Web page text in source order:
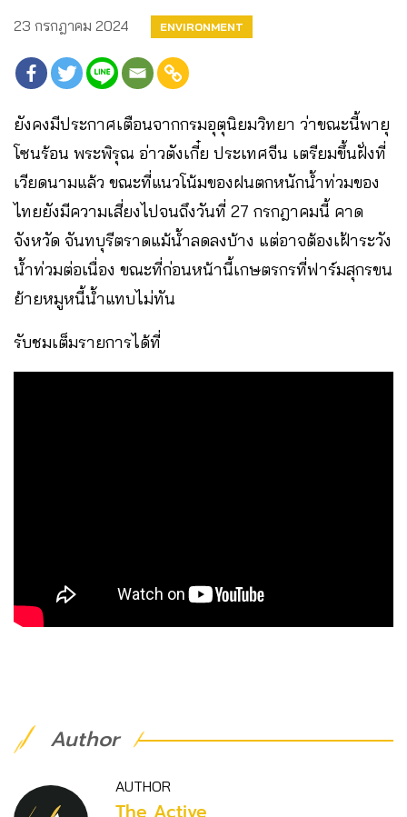
23 กรกฎาคม 2024 ENVIRONMENT
ยังคงมีประกาศเตือนจากกรมอุตุนิยมวิทยา ว่าขณะนี้พายุ
โซนร้อน พระพิรุณ อ่าวตังเกี๋ย ประเทศจีน เตรียมขึ้นฝั่งที่
เวียดนามแล้ว ขณะที่แนวโน้มของฝนตกหนักน้ำท่วมของ
ไทยยังมีความเสี่ยงไปจนถึงวันที่ 27 กรกฎาคมนี้ คาด
จังหวัด จันทบุรีตราดแม้น้ำลดลงบ้าง แต่อาจต้องเฝ้าระวัง
น้ำท่วมต่อเนื่อง ขณะที่ก่อนหน้านี้เกษตรกรที่ฟาร์มสุกรขน
ย้ายหมูหนี้น้ำแทบไม่ทัน
รับชมเต็มรายการได้ที่
Author
AUTHOR